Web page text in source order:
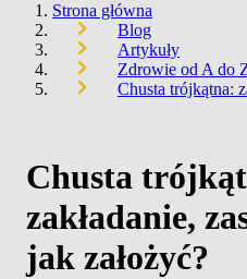
Strona główna
Blog
Artykuły
Zdrowie od A do
Chusta trójkątna:
Chusta
zakładanie,
jak założyć?